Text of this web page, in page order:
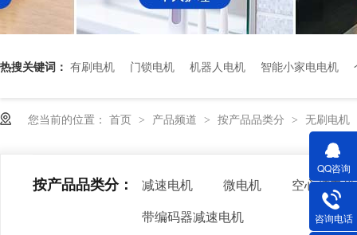
热搜关键词： 有刷电机 门锁电机 机器人电机 智能小家电电机
您当前的位置： 首页 > 产品频道 > 按产品品类分 > 无刷电机
按产品品类分： 减速电机 微电机
空心杯电机
带编码器减速电机
QQ咨询
咨询电话